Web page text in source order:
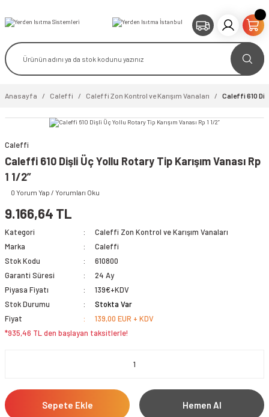
Anasayfa Caleffi Caleffi Zon Kontrol ve Karışım Vanaları Caleffi 610
Caleffi
Caleffi 610 Dişli Üç Yollu Rotary Tip Karışım Vanası Rp
1 1/2”
0 Yorum Yap / Yorumları Oku
9.166,64 TL
Kategori
Caleffi Zon Kontrol ve Karışım Vanaları
Marka
Caleffi
Stok Kodu
610800
Garanti Süresi
24 Ay
Piyasa Fiyatı
139€+KDV
Stok Durumu
Stokta Var
Fiyat
139,00 EUR + KDV
*935,46 TL den başlayan taksitlerle!
Sepete Ekle Hemen Al